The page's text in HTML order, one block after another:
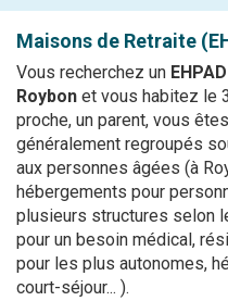
Maisons de Retraite
Vous recherchez un
Roybon et vous habitez le
proche, un parent, vous
généralement regroupés
aux personnes âgées (à
hébergements pour
plusieurs structures selon
pour un besoin médical,
pour les plus autonomes,
court-séjour... ).